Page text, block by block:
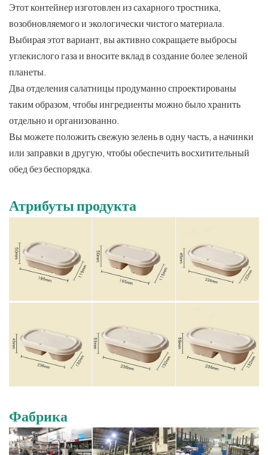
Этот контейнер изготовлен из сахарного тростника,
возобновляемого и экологически чистого материала.
Выбирая этот вариант, вы активно сокращаете выбросы
углекислого газа и вносите вклад в создание более зеленой
планеты.
Два отделения салатницы продуманно спроектированы
таким образом, чтобы ингредиенты можно было хранить
отдельно и организованно.
Вы можете положить свежую зелень в одну часть, а начинки
или заправки в другую, чтобы обеспечить восхитительный
обед без беспорядка.
Атрибуты продукта
Фабрика